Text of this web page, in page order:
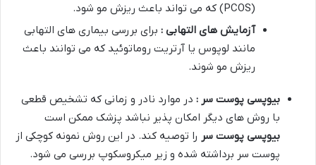
(PCOS) که می تواند باعث ریزش مو شود.
آزمایش های التهابی : برای بررسی بیماری های التهابی
مانند لوپوس یا آرتریت روماتوئید که می توانند باعث
ریزش مو شوند.
بیوپسی پوست سر : در موارد نادر و زمانی که تشخیص قطعی
با روش های دیگر امکان پذیر نباشد پزشک ممکن است
بیوپسی پوست سر را توصیه کند. در این روش نمونه کوچکی از
پوست سر برداشته شده و زیر میکروسکوپ بررسی می شود.